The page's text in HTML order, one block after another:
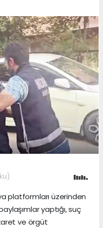
platformları üzerinden
yaptığı, suç
ve örgüt